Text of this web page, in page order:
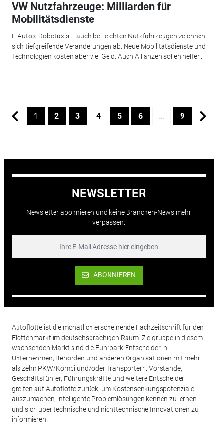
VW Nutzfahrzeuge: Milliarden für
Mobilitätsdienste
E-Autos, Robotaxis – auch bei leichten Nutzfahrzeugen zeichnen
sich tiefgreifende Veränderungen ab. Neue Mobilitätsdienste und
Technologien kosten aber viel Geld. Auch Allianzen sollen helfen.
1 2 3 4 5 6 … 9
NEWSLETTER
Newsletter abonnieren und keine Branchen-News mehr
verpassen.
ABONNIEREN
Autoflotte ist die monatlich erscheinende Fachzeitschrift für den
Flottenmarkt im deutschsprachigen Raum. Zielgruppe in diesem
wachsenden Markt sind die Fuhrpark-Entscheider in
Unternehmen, Behörden und anderen Organisationen mit mehr
als zehn PKW/Kombi und/oder Transportern. Vorstände,
Geschäftsführer, Führungskräfte und weitere Entscheider
greifen auf Autoflotte zurück, um Kostensenkungspotenziale
auszumachen, intelligente Problemlösungen kennen zu lernen
und sich über technische und nichttechnische Innovationen zu
informieren.